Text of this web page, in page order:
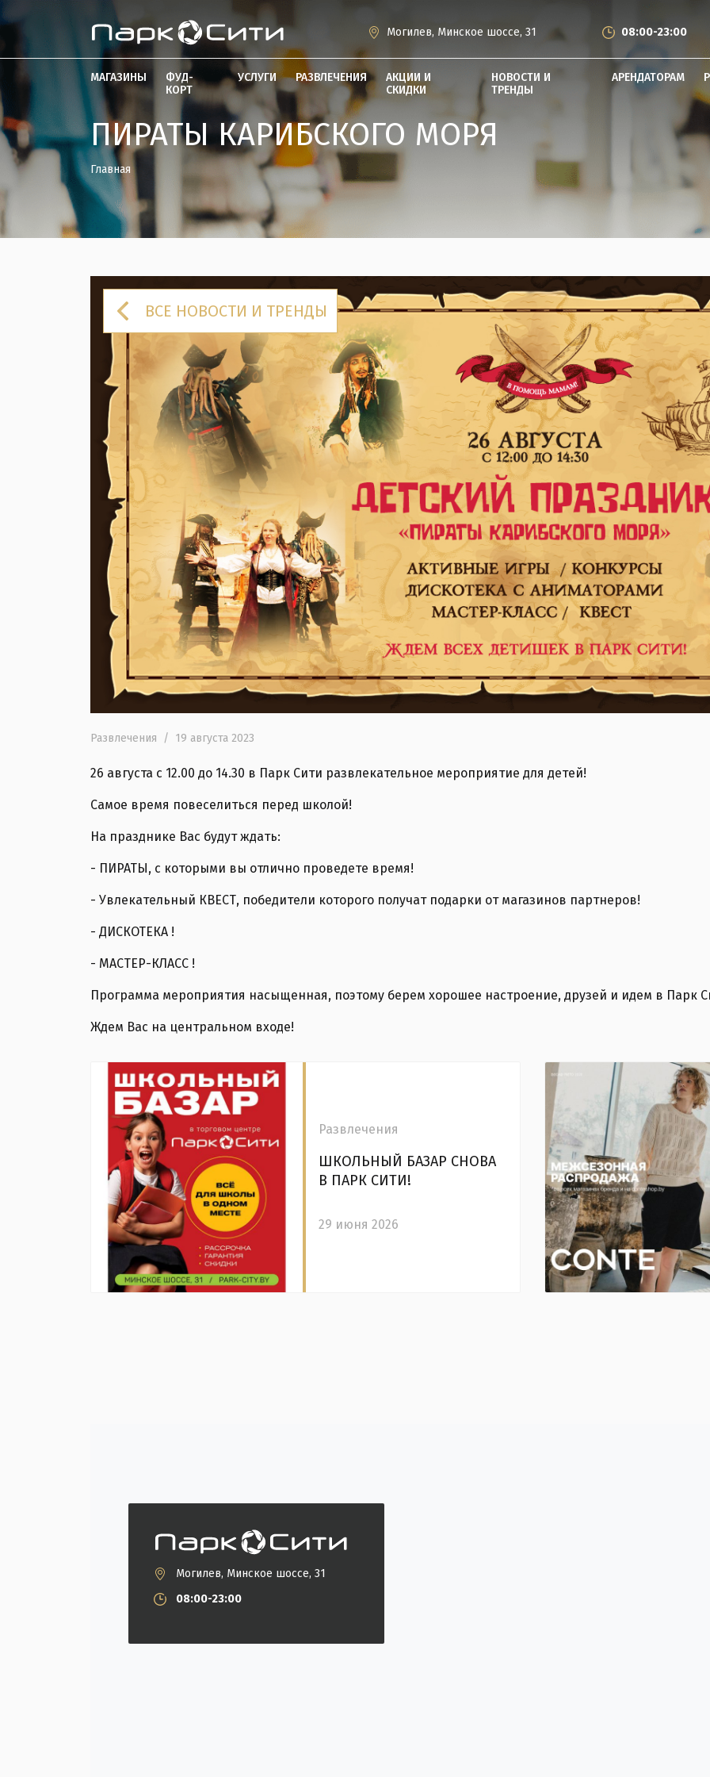
Могилев, Минское шоссе, 31 08:00-23:00
МАГАЗИНЫ
ФУД-
КОРТ
УСЛУГИ РАЗВЛЕЧЕНИЯ
АКЦИИ И
СКИДКИ
НОВОСТИ И
ТРЕНДЫ
АРЕНДАТОРАМ
ПИРАТЫ КАРИБСКОГО МОРЯ
Главная
ВСЕ НОВОСТИ И ТРЕНДЫ
Развлечения / 19 августа 2023
26 августа с 12.00 до 14.30 в Парк Сити развлекательное мероприятие для детей!
Самое время повеселиться перед школой!
На празднике Вас будут ждать:
- ПИРАТЫ, с которыми вы отлично проведете время!
- Увлекательный КВЕСТ, победители которого получат подарки от магазинов партнеров!
- ДИСКОТЕКА !
- МАСТЕР-КЛАСС !
Программа мероприятия насыщенная, поэтому берем хорошее настроение, друзей и идем в Парк
Ждем Вас на центральном входе!
Развлечения
ШКОЛЬНЫЙ БАЗАР СНОВА
В ПАРК СИТИ!
29 июня 2026
Могилев, Минское шоссе, 31
08:00-23:00